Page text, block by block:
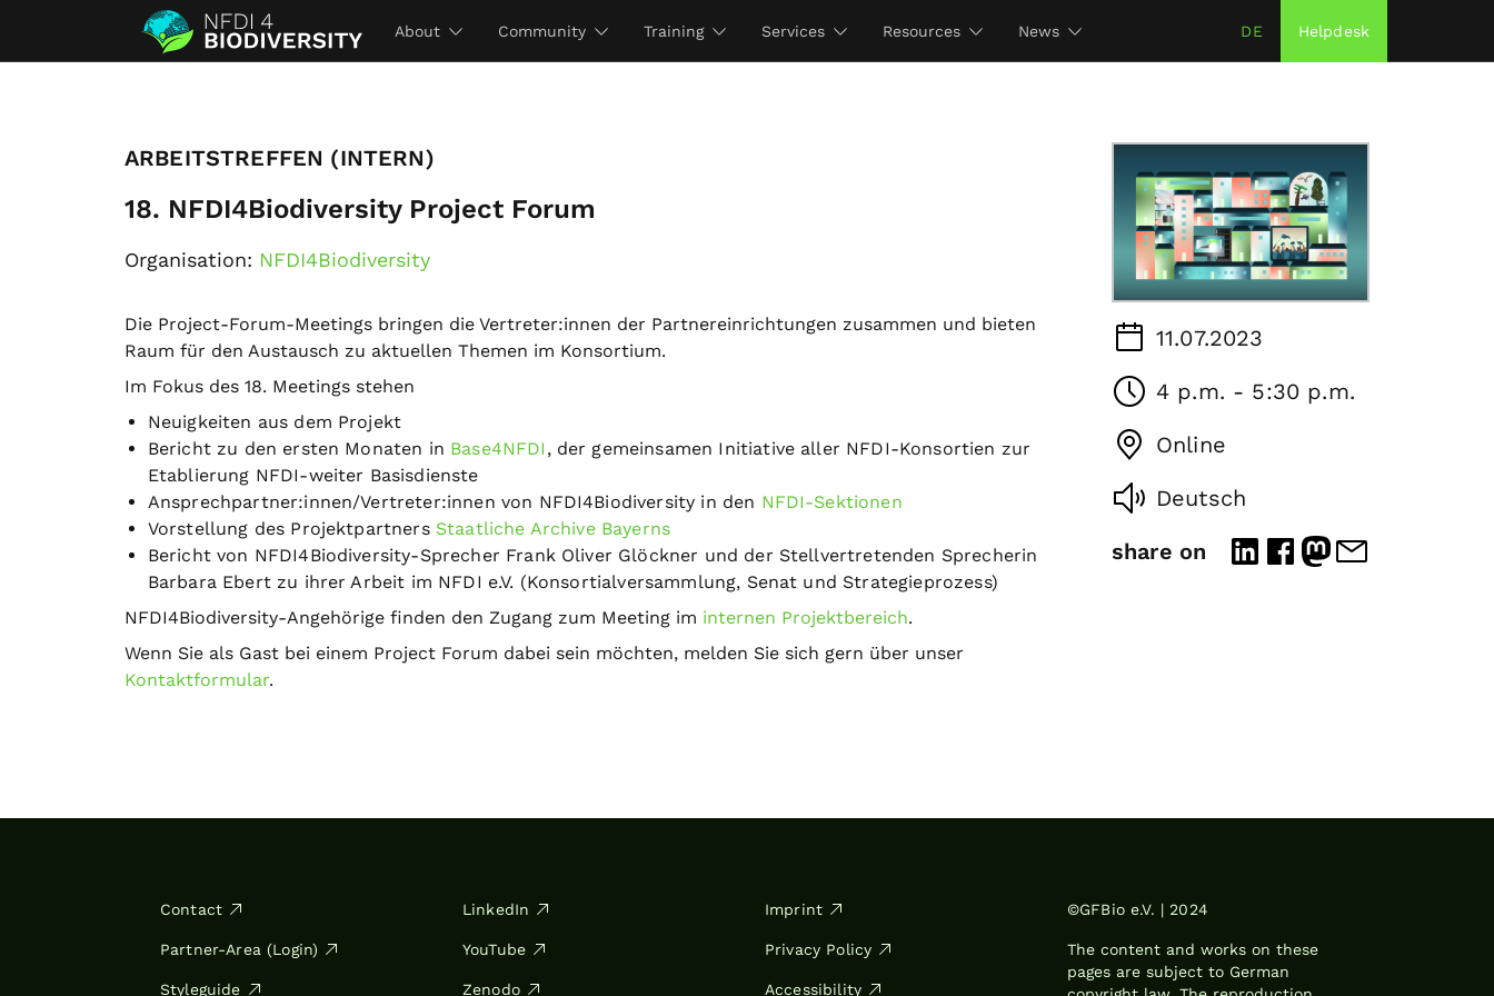
About Community Training Services Resources News DE Helpdesk
ARBEITSTREFFEN (INTERN)
18. NFDI4Biodiversity Project Forum
Organisation: NFDI4Biodiversity
Die Project-Forum-Meetings bringen die Vertreter:innen der Partnereinrichtungen zusammen und bieten
Raum für den Austausch zu aktuellen Themen im Konsortium.
Im Fokus des 18. Meetings stehen
Neuigkeiten aus dem Projekt
Bericht zu den ersten Monaten in Base4NFDI , der gemeinsamen Initiative aller NFDI-Konsortien zur
Etablierung NFDI-weiter Basisdienste
Ansprechpartner:innen/Vertreter:innen von NFDI4Biodiversity in den NFDI-Sektionen
Vorstellung des Projektpartners Staatliche Archive Bayerns
Bericht von NFDI4Biodiversity-Sprecher Frank Oliver Glöckner und der Stellvertretenden Sprecherin
Barbara Ebert zu ihrer Arbeit im NFDI e.V. (Konsortialversammlung, Senat und Strategieprozess)
NFDI4Biodiversity-Angehörige finden den Zugang zum Meeting im internen Projektbereich.
Wenn Sie als Gast bei einem Project Forum dabei sein möchten, melden Sie sich gern über unser
Kontaktformular.
11.07.2023
4 p.m. - 5:30 p.m.
Online
Deutsch
share on
Contact
Partner-Area (Login)
Styleguide
LinkedIn
YouTube
Zenodo
Imprint
Privacy Policy
Accessibility
©GFBio e.V. | 2024
The content and works on these
pages are subject to German